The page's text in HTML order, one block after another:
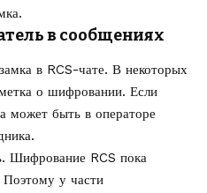
в сообщениях
в RCS-чате. В некоторых
о шифровании. Если
может быть в операторе
Шифрование RCS пока
Поэтому у части